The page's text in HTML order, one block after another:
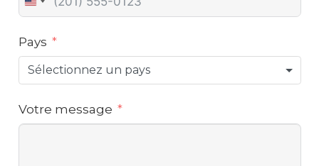
United
+1
Pays
Sélectionnez un pays
Votre message